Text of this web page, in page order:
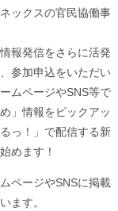
ックスの官民協働事
報発信をさらに活発
参加申込をいただい
ムページやSNS等で
」情報をピックアッ
っ！」で配信する新
めます！
ページやSNSに掲載
ます。